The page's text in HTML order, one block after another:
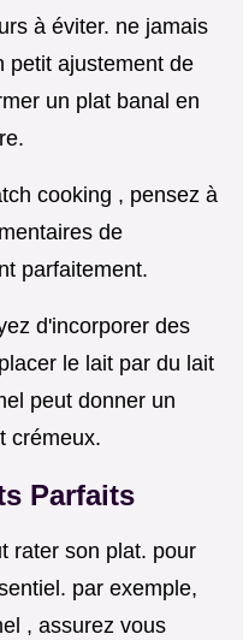
à éviter. ne jamais
petit ajustement de
un plat banal en
cooking , pensez à
de
parfaitement.
d'incorporer des
le lait par du lait
peut donner un
crémeux.
Parfaits
rater son plat. pour
par exemple,
, assurez vous